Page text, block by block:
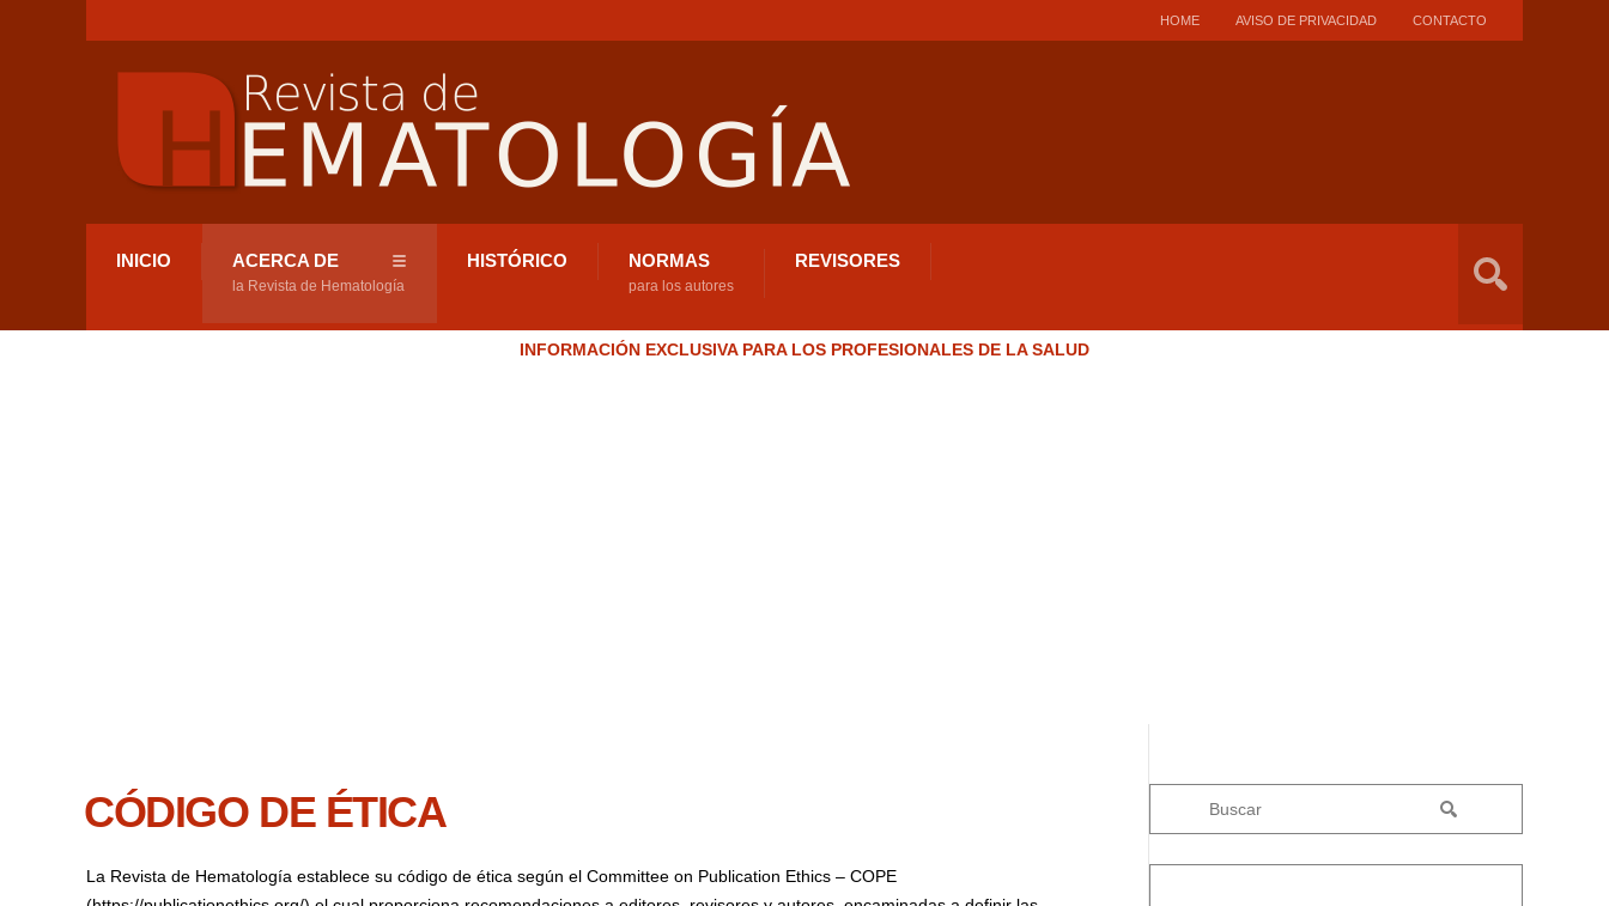
HOME AVISO DE PRIVACIDAD CONTACTO
INICIO ACERCA DE
la Revista de Hematología
HISTÓRICO NORMAS
para los autores
REVISORES
INFORMACIÓN EXCLUSIVA PARA LOS PROFESIONALES DE LA SALUD
CÓDIGO DE ÉTICA
La Revista de Hematología establece su código de ética según el Committee on Publication Ethics – COPE